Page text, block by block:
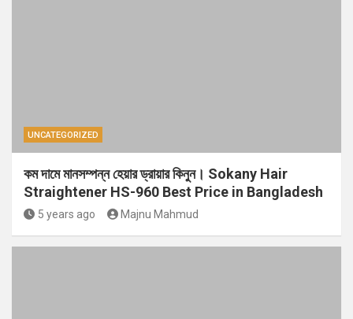
UNCATEGORIZED
কম দামে মানসম্পন্ন হেয়ার ড্রায়ার কিনুন। Sokany Hair
Straightener HS-960 Best Price in Bangladesh
5 years ago Majnu Mahmud